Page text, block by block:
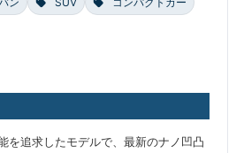
を追求したモデルで、最新のナノ凹凸